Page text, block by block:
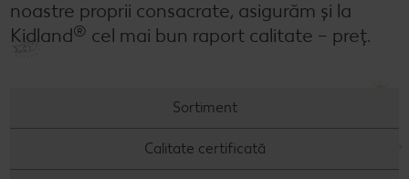
Fresh
Concursuri online
Click & Reserve
noastre proprii consacrate, asigurăm și la
Kidland® cel mai bun raport calitate – preț.
Sortiment
Calitate certificată